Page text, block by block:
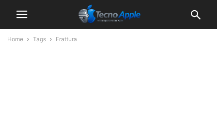
Home Tags Frattura